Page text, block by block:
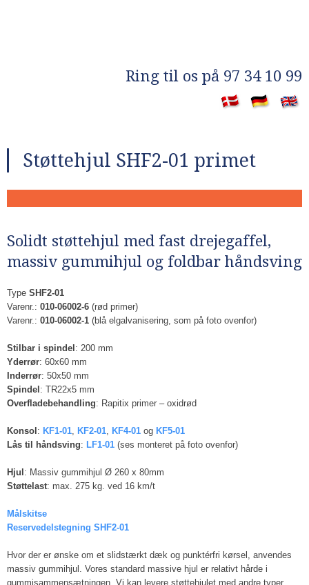
​Ring til os på 97 34 10 99
Støttehjul SHF2-01​ primet
Solidt støttehjul med fast drejegaffel,
massiv gummihjul og foldbar håndsving
Type SHF2-01
Varenr.: 010-06002-6 (rød primer)
Varenr.: 010-06002-1(blå elgalvanisering, som på foto ovenfor)
Stilbar i spindel: 200 mm
Yderrør: 60x60 mm
Inderrør: 50x50 mm
Spindel: TR22x5 mm
Overfladebehandling: Rapitix primer – oxidrød
Konsol: KF1-01, KF2-01, KF4-01og KF5-01
Lås til håndsving: ​ LF1-01(ses monteret på foto ovenfor)
Hjul: Massiv gummihjul Ø 260 x 80mm
Støttelast: max. 275 kg. ved 16 km/t
Målskitse
Reservedelstegning SHF2-01
Hvor der er ønske om et slidstærkt dæk og punktérfri kørsel, anvendes
massiv gummihjul. Vores standard massive hjul er relativt hårde i
gummisammensætningen. Vi kan levere støttehjulet med andre typer